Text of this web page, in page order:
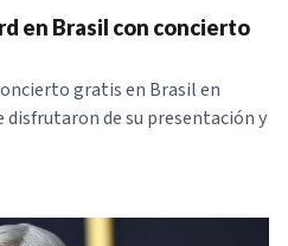
en Brasil con concierto
gratis en Brasil en
de su presentación y